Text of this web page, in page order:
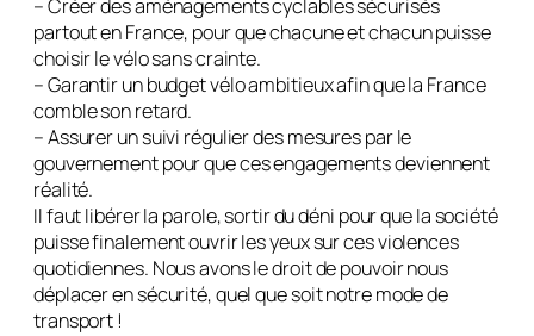
– Créer des aménagements cyclables sécurisés
partout en France, pour que chacune et chacun puisse
choisir le vélo sans crainte.
– Garantir un budget vélo ambitieux afin que la France
comble son retard.
– Assurer un suivi régulier des mesures par le
gouvernement pour que ces engagements deviennent
réalité.
Il faut libérer la parole, sortir du déni pour que la société
puisse finalement ouvrir les yeux sur ces violences
quotidiennes. Nous avons le droit de pouvoir nous
déplacer en sécurité, quel que soit notre mode de
transport !